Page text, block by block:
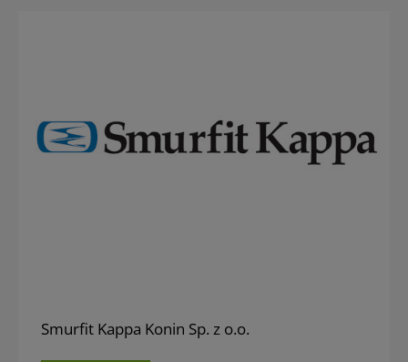
Smurfit Kappa Konin Sp. z o.o.